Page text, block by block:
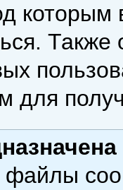
которым
для
файлы